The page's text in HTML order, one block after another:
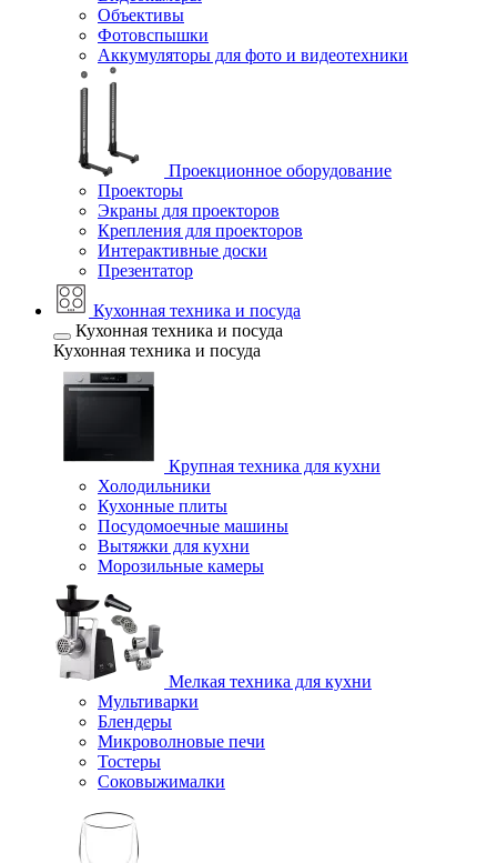
Объективы
Фотовспышки
Аккумуляторы для фото и видеотехники
Проекционное оборудование
Проекторы
Экраны для проекторов
Крепления для проекторов
Интерактивные доски
Презентатор
Кухонная техника и посуда
Кухонная техника и посуда
Кухонная техника и посуда
Крупная техника для кухни
Холодильники
Кухонные плиты
Посудомоечные машины
Вытяжки для кухни
Морозильные камеры
Мелкая техника для кухни
Мультиварки
Блендеры
Микроволновые печи
Тостеры
Соковыжималки